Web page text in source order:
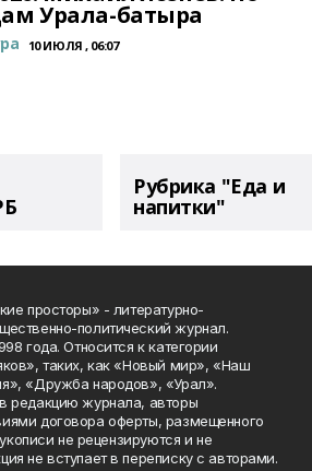
Урала-батыра
10 ИЮЛЯ , 06:07
Рубрика "Еда и
напитки"
просторы» - литературно-
политический журнал.
года. Относится к категории
таких, как «Новый мир», «Наш
«Дружба народов», «Урал».
редакцию журнала, авторы
договора оферты, размещенного
не рецензируются и не
не вступает в переписку с авторами.